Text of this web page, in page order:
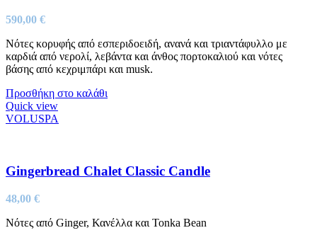
590,00 €
Nότες κορυφής από εσπεριδοειδή, ανανά και τριαντάφυλλο με
καρδιά από νερολί, λεβάντα και άνθος πορτοκαλιού και νότες
βάσης από κεχριμπάρι και musk.
Προσθήκη στο καλάθι
Quick view
VOLUSPA
Gingerbread Chalet Classic Candle
48,00 €
Νότες από Ginger, Κανέλλα και Tonka Bean